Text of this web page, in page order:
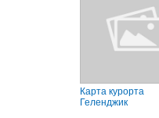
Карта курорта
Геленджик